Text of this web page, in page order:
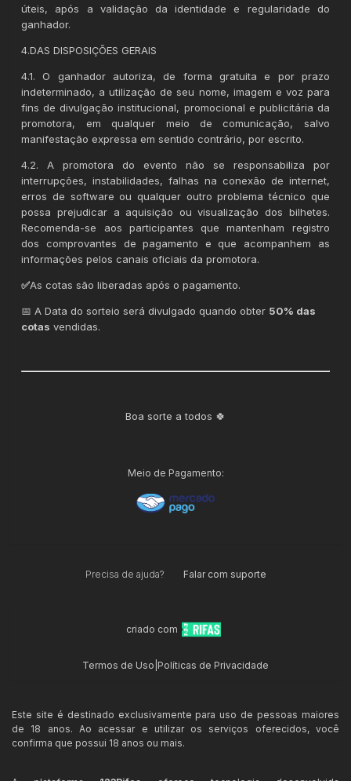
úteis, após a validação da identidade e regularidade do
ganhador.
4.DAS DISPOSIÇÕES GERAIS
4.1. O ganhador autoriza, de forma gratuita e por prazo
indeterminado, a utilização de seu nome, imagem e voz para
fins de divulgação institucional, promocional e publicitária da
promotora, em qualquer meio de comunicação, salvo
manifestação expressa em sentido contrário, por escrito.
4.2. A promotora do evento não se responsabiliza por
interrupções, instabilidades, falhas na conexão de internet,
erros de software ou qualquer outro problema técnico que
possa prejudicar a aquisição ou visualização dos bilhetes.
Recomenda-se aos participantes que mantenham registro
dos comprovantes de pagamento e que acompanhem as
informações pelos canais oficiais da promotora.
✅As cotas são liberadas após o pagamento.
📅 A Data do sorteio será divulgado quando obter 50% das
cotas vendidas.
Boa sorte a todos 🍀
Meio de Pagamento:
Precisa de ajuda? Falar com suporte
criado com
Termos de Uso Políticas de Privacidade
Este site é destinado exclusivamente para uso de pessoas maiores
de 18 anos. Ao acessar e utilizar os serviços oferecidos, você
confirma que possui 18 anos ou mais.